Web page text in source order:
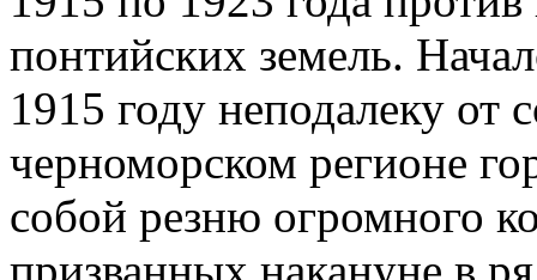
понтийских земель.
1915 году неподалеку от
черноморском регионе
собой резню огромного
призванных накануне в